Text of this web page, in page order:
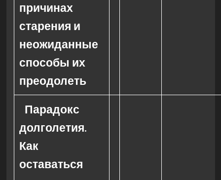
причинах
старения и
неожиданные
способы их
преодолеть
Парадокс
долголетия.
Как
оставаться